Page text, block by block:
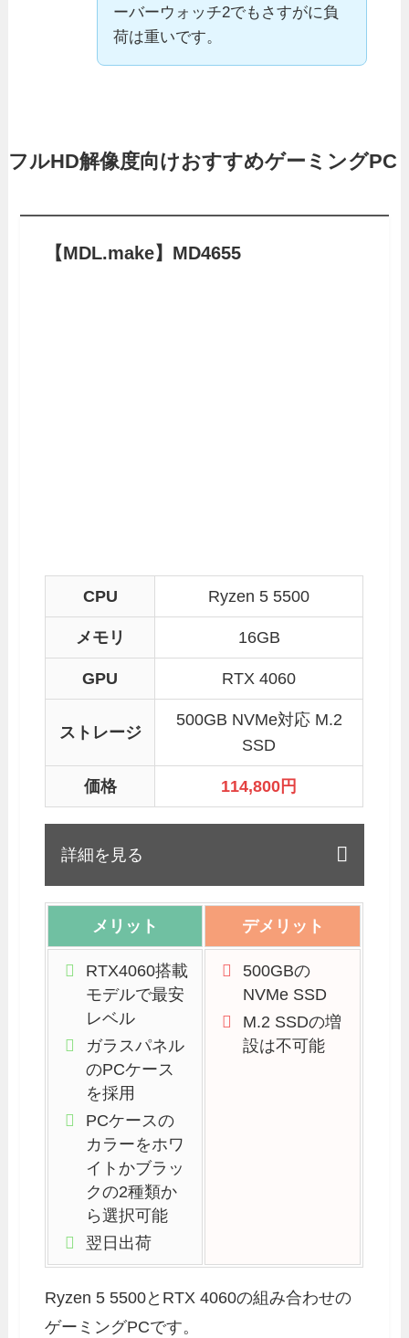
ーバーウォッチ2でもさすがに負
荷は重いです。
フルHD解像度向けおすすめゲーミングPC
【MDL.make】MD4655
CPU Ryzen 5 5500
メモリ 16GB
GPU RTX 4060
ストレージ
500GB NVMe対応 M.2
SSD
価格 114,800 円
詳細を見る
メリット デメリット
RTX4060搭載
モデルで最安
レベル
ガラスパネル
のPCケース
を採用
PCケースの
カラーをホワ
イトかブラッ
クの2種類か
ら選択可能
翌日出荷
500GBの
NVMe SSD
M.2 SSDの増
設は不可能
Ryzen 5 5500とRTX 4060の組み合わせの
ゲーミングPCです。